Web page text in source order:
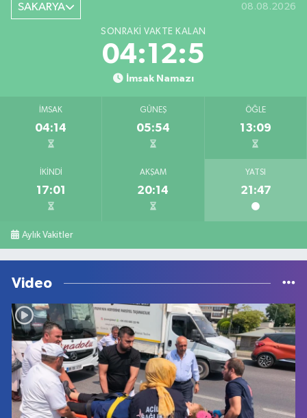
SAKARYA 08.08.2026
SONRAKI VAKTE KALAN
04:12:5
İmsak Namazı
İMSAK
04:14
GÜNEŞ
05:54
ÖĞLE
13:09
İKINDI
17:01
AKŞAM
20:14
YATSI
21:47
Aylık Vakitler
Video